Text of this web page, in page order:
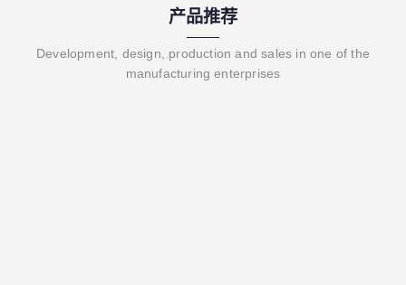
产品推荐
Development, design, production and sales in one of the
manufacturing enterprises